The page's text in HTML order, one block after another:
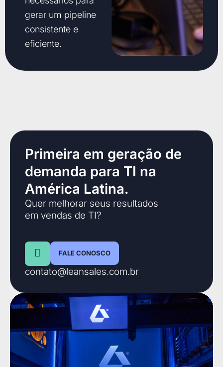
gerar um pipeline
consistente e
eficiente.
Primeira em geração de
demanda para TI na
América Latina.
Quer melhorar seus resultados
em vendas de TI?
FALE CONOSCO
contato@leansales.com.br